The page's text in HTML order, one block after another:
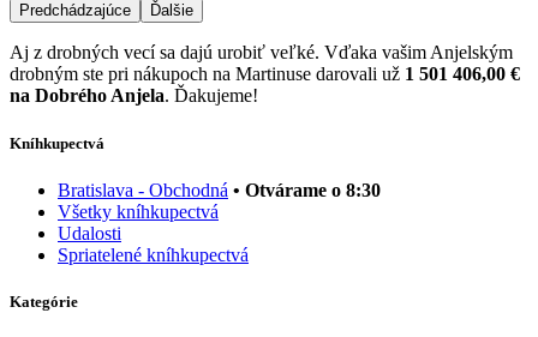
Predchádzajúce Ďalšie
Aj z drobných vecí sa dajú urobiť veľké. Vďaka vašim Anjelským
drobným ste pri nákupoch na Martinuse darovali už 1 501 406,00 €
na Dobrého Anjela. Ďakujeme!
Kníhkupectvá
Bratislava - Obchodná • Otvárame o 8:30
Všetky kníhkupectvá
Udalosti
Spriatelené kníhkupectvá
Kategórie